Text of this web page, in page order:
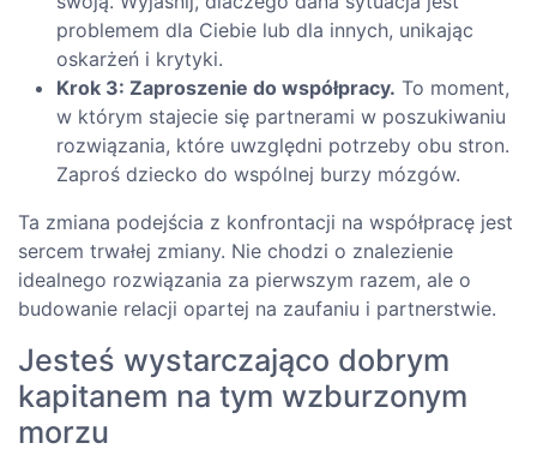
problemem dla Ciebie lub dla innych, unikając
oskarżeń i krytyki.
Krok 3: Zaproszenie do współpracy. To moment,
w którym stajecie się partnerami w poszukiwaniu
rozwiązania, które uwzględni potrzeby obu stron.
Zaproś dziecko do wspólnej burzy mózgów.
Ta zmiana podejścia z konfrontacji na współpracę jest
sercem trwałej zmiany. Nie chodzi o znalezienie
idealnego rozwiązania za pierwszym razem, ale o
budowanie relacji opartej na zaufaniu i partnerstwie.
Jesteś wystarczająco dobrym
kapitanem na tym wzburzonym
morzu